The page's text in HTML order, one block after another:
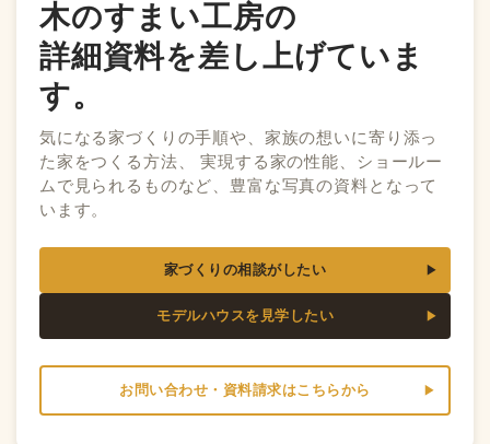
木のすまい工房の
詳細資料を差し上げていま
す。
気になる家づくりの手順や、家族の想いに寄り添っ
た家をつくる方法、 実現する家の性能、ショールー
ムで見られるものなど、豊富な写真の資料となって
います。
家づくりの相談がしたい
モデルハウスを見学したい
お問い合わせ・資料請求はこちらから